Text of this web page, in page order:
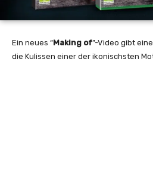
Ein neues “Making of”-Video gibt
die Kulissen einer der ikonischsten